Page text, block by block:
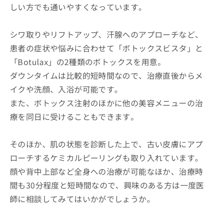
しい方でも通いやすくなっています。
シワ取りやリフトアップ、汗腺へのアプローチなど、
患者の症状や悩みに合わせて「ボトックスビスタ」と
「Botulax」の2種類のボトックスを用意。
ダウンタイムは比較的短時間なので、治療直後からメ
イクや洗顔、入浴が可能です。
また、ボトックス注射のほかに他の美容メニューの治
療を同日に受けることもできます。
そのほか、肌の状態を診断した上で、古い皮膚にアプ
ローチするケミカルピーリングも取り入れています。
顔や背中上部など全身への治療が可能なほか、治療時
間も30分程度と短時間なので、興味のある方は一度医
師に相談してみてはいかがでしょうか。